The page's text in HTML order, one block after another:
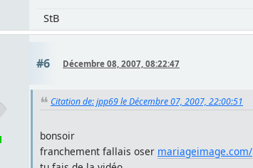
StB
#6 Décembre 08, 2007, 08:22:47
Citation de: jpp69 le Décembre 07, 2007, 22:00:51
bonsoir
franchement fallais oser mariageimage.com/